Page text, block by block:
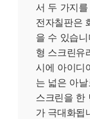
서 두 가지
전자칠판은
을 수 있습
형 스크린유
시에 아이디
는 넓은 아
스크린을 한
가 극대화됩